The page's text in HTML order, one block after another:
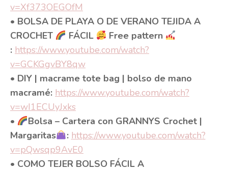
v=Xf373OEGOfM
• BOLSA DE PLAYA O DE VERANO TEJIDA A
CROCHET
FÁCIL
Free pattern
: https://www.youtube.com/watch?
v=GCKGgvBY8qw
• DIY | macrame tote bag | bolso de mano
macramé: https://www.youtube.com/watch?
v=wI1ECUyJxks
•
Bolsa – Cartera con GRANNYS Crochet |
Margaritas
: https://www.youtube.com/watch?
v=pQwsqp9AvE0
• COMO TEJER BOLSO FÁCIL A